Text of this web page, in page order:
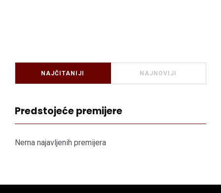
NAJČITANIJI NAJNOVIJI
Predstojeće premijere
Nema najavljenih premijera